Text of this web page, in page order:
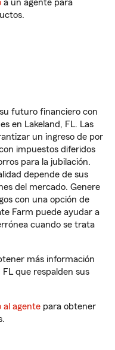
a un agente para
futuro financiero con
en Lakeland, FL. Las
un ingreso de por
impuestos diferidos
para la jubilación.
depende de sus
del mercado. Genere
con una opción de
Farm puede ayudar a
cuando se trata
más información
que respalden sus
al agente para obtener